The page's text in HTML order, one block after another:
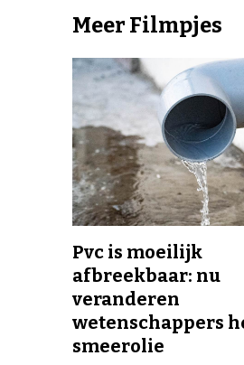
Meer Filmpjes
Pvc is moeilijk
afbreekbaar: nu
veranderen
wetenschappers
smeerolie